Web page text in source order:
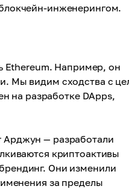
инженерингом.
Ethereum. Например, он
Мы видим сходства с
на разработке DApps,
Арджун — разработали
криптоактивы
Они изменили
за пределы